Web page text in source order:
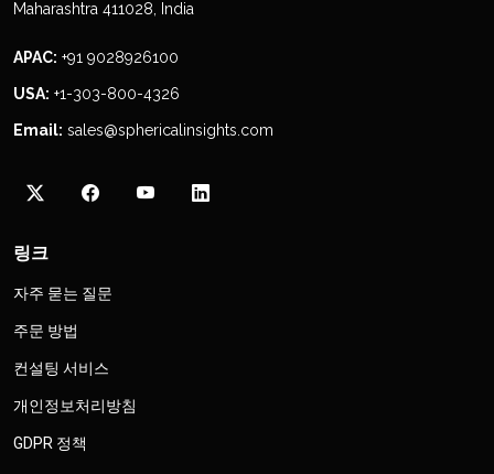
Maharashtra 411028, India
APAC: +91 9028926100
USA: +1-303-800-4326
Email: sales@sphericalinsights.com
링크
자주 묻는 질문
주문 방법
컨설팅 서비스
개인정보처리방침
GDPR 정책